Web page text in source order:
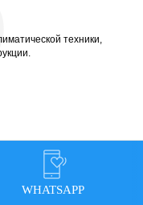
WHATSAPP
техники,
конструкции